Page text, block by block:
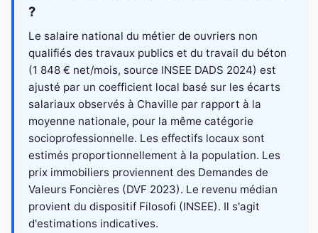
?
Le salaire national du métier de ouvriers non
qualifiés des travaux publics et du travail du béton
(1 848 € net/mois, source INSEE DADS 2024) est
ajusté par un coefficient local basé sur les écarts
salariaux observés à Chaville par rapport à la
moyenne nationale, pour la même catégorie
socioprofessionnelle. Les effectifs locaux sont
estimés proportionnellement à la population. Les
prix immobiliers proviennent des Demandes de
Valeurs Foncières (DVF 2023). Le revenu médian
provient du dispositif Filosofi (INSEE). Il s'agit
d'estimations indicatives.